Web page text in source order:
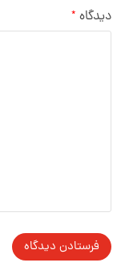
دیدگاه *